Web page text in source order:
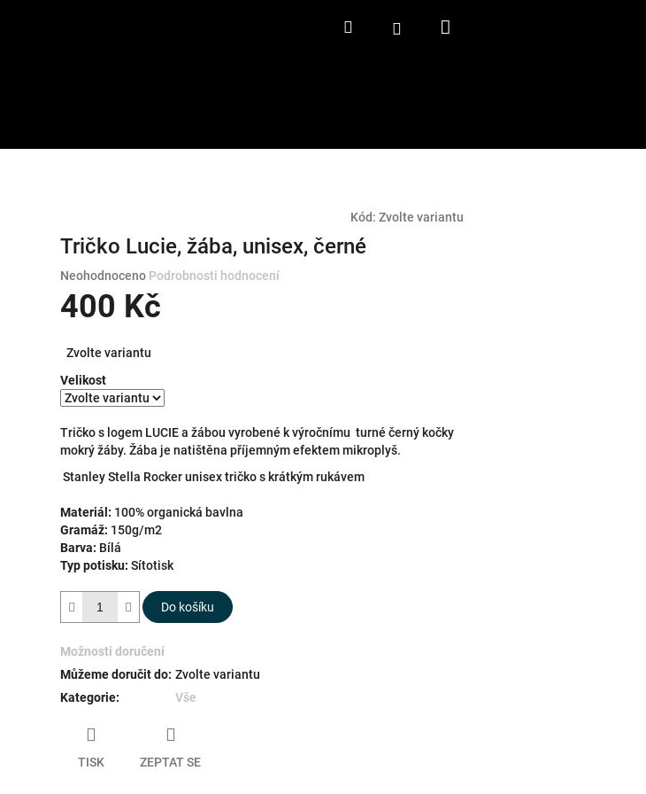
HledatPřihlášení
Kód: Zvolte variantu
Tričko Lucie, žába, unisex, černé
Průměrné
hodnocení
produktu
0,0
5
hvězdiček.
Neohodnoceno Podrobnosti hodnocení
400 Kč
cena:
Zvolte variantu
Velikost
Tričko s logem LUCIE a žábou vyrobené k výročnímu turné černý kočky
mokrý žáby. Žába je natištěna příjemným efektem mikroplyš.
Stanley Stella Rocker unisex tričko s krátkým rukávem
Materiál: 100% organická bavlna
Gramáž: 150g/m2
Barva: Bílá
Typ potisku: Sítotisk
Do košíku
Možnosti doručení
Můžeme doručit do: Zvolte variantu
Kategorie: Vše
TISK ZEPTAT SE